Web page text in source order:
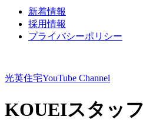
新着情報
採用情報
プライバシーポリシー
光英住宅YouTube Channel
KOUEIスタッ